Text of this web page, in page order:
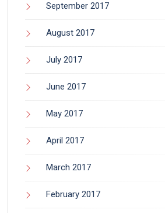
September 2017
August 2017
July 2017
June 2017
May 2017
April 2017
March 2017
February 2017